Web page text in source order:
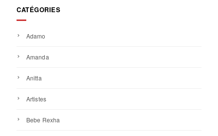
CATÉGORIES
Adamo
Amanda
Anitta
Artistes
Bebe Rexha